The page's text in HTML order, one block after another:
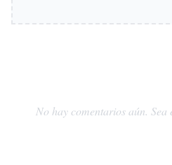
No hay comentarios aún.